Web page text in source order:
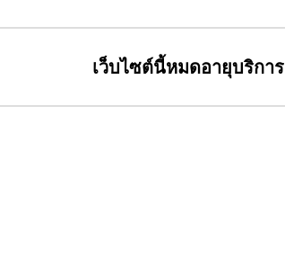
เว็บไซต์นี้หมดอายุบริการ